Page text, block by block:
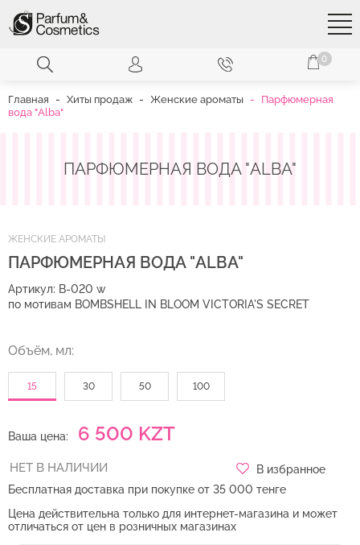
основному
0
Главная Хиты продаж Женские ароматы
Парфюмерная
вода "Alba"
ПАРФЮМЕРНАЯ ВОДА "ALBA"
ЖЕНСКИЕ АРОМАТЫ
ПАРФЮМЕРНАЯ ВОДА "ALBA"
Артикул: B-020 w
по мотивам BOMBSHELL IN BLOOM VICTORIA'S SECRET
Объём, мл:
15 30 50 100
Ваша цена: 6 500 KZT
В избранное
Бесплатная доставка при покупке от 35 000 тенге
Цена действительна только для интернет-магазина и может
отличаться от цен в розничных магазинах